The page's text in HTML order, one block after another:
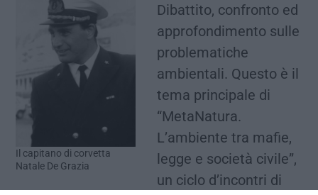
Il capitano di corvetta
Natale De Grazia
Dibattito, confronto ed
approfondimento sulle
problematiche
ambientali. Questo è il
tema principale di
“MetaNatura.
L’ambiente tra mafie,
legge e società civile”,
un ciclo d’incontri di